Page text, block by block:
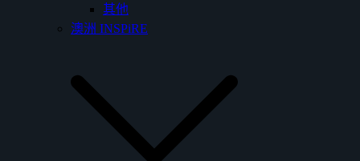
其他
澳洲 INSPiRE